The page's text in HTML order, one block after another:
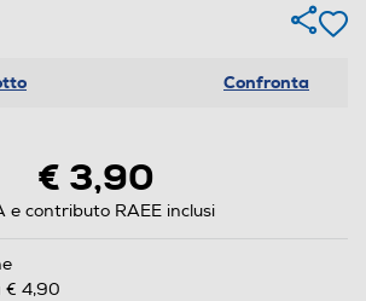
Confronta
€ 3,90
e contributo RAEE inclusi
€ 4,90